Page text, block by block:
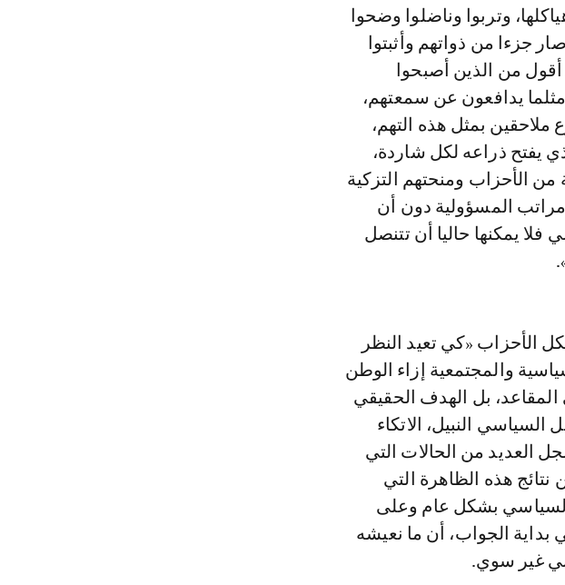
وتربوا وناضلوا وضحوا
جزءا من ذواتهم وأثبتوا
أقول من الذين أصبحوا
يدافعون عن سمعتهم،
ملاحقين بمثل هذه التهم،
يفتح ذراعه لكل شاردة،
الأحزاب ومنحتهم التزكية
مراتب المسؤولية دون أن
فلا يمكنها حاليا أن تتنصل
الأحزاب «كي تعيد النظر
والمجتمعية إزاء الوطن
بل الهدف الحقيقي
النبيل، الاتكاء
العديد من الحالات التي
هذه الظاهرة التي
بشكل عام وعلى
الجواب، أن ما نعيشه
غير سوي.